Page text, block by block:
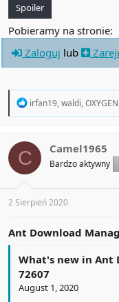
Spoiler
Pobieramy na stronie:
Zaloguj lub
R
t
i
o
s
:
irfan19,waldi,
C Camel1965
Bardzo aktywny
2 Sierpień 2020
Ant Download
What's new in Ant
72607
August 1, 2020